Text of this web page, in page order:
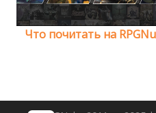
Что почитать на